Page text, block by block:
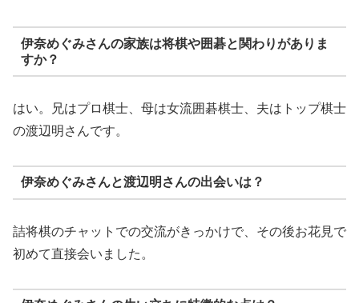
伊奈めぐみさんの家族は将棋や囲碁と関わりがありま
すか？
はい。兄はプロ棋士、母は女流囲碁棋士、夫はトップ棋士
の渡辺明さんです。
伊奈めぐみさんと渡辺明さんの出会いは？
詰将棋のチャットでの交流がきっかけで、その後お花見で
初めて直接会いました。